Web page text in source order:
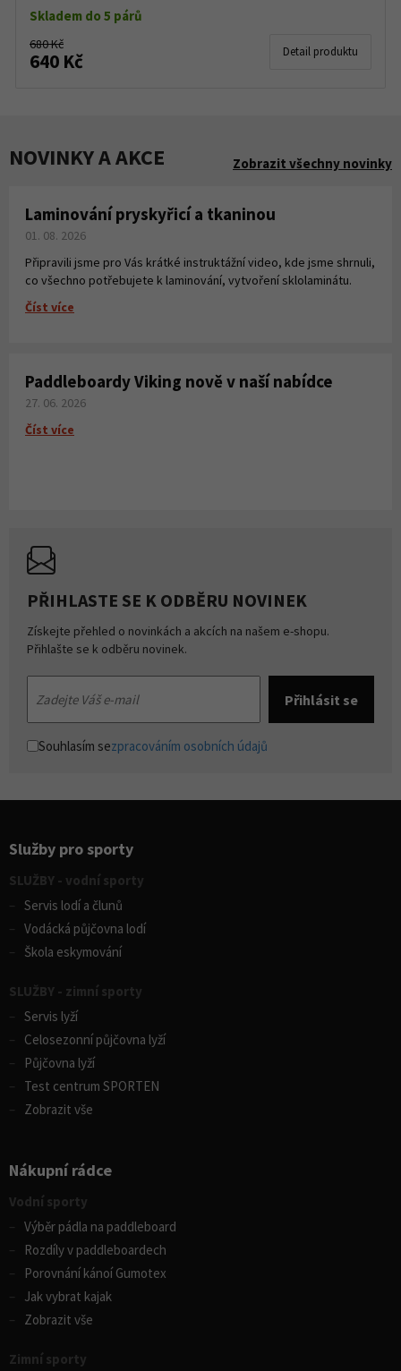
Skladem do 5 párů
680 Kč
640 Kč Detail produktu
NOVINKY A AKCE Zobrazit všechny novinky
Laminování pryskyřicí a tkaninou
01. 08. 2026
Připravili jsme pro Vás krátké instruktážní video, kde jsme shrnuli,
co všechno potřebujete k laminování, vytvoření sklolaminátu.
Číst více
Paddleboardy Viking nově v naší nabídce
27. 06. 2026
Číst více
PŘIHLASTE SE K ODBĚRU NOVINEK
Získejte přehled o novinkách a akcích na našem e-shopu.
Přihlašte se k odběru novinek.
Souhlasím sezpracováním osobních údajů
Služby pro sporty
SLUŽBY - vodní sporty
Servis lodí a člunů
Vodácká půjčovna lodí
Škola eskymování
SLUŽBY - zimní sporty
Servis lyží
Celosezonní půjčovna lyží
Půjčovna lyží
Test centrum SPORTEN
Zobrazit vše
Nákupní rádce
Vodní sporty
Výběr pádla na paddleboard
Rozdíly v paddleboardech
Porovnání kánoí Gumotex
Jak vybrat kajak
Zobrazit vše
Zimní sporty